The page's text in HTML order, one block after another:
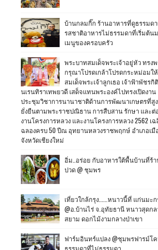
บ้านกลมกิ๊ก ร้านอาหารที่ดูธรรมด
รสชาติอาหารไม่ธรรมดาที่เริ่มต้น
เมนูของครอบครัว
พระบาทสมเด็จพระเจ้าอยู่หัว ทรง
กรุณาโปรดเกล้าโปรดกระหม่อมให้
สมเด็จพระเจ้าลูกเธอ เจ้าฟ้าพัชรกิ
นเรนทิราเทพยวดี เสด็จแทนพระองค์ไปทรงเปิดงาน
ประชุมวิชาการนานาชาติด้านการพัฒนาเกษตรที่สู
ยั่งยืนตามพระราชปณิธาน การสืบสาน รักษา และต่
งานโครงการหลวง และงานโครงการหลวง 2562 เ
ฉลองครบ 50 ปีณ อุทยานหลวงราชพฤกษ์ อำเภอเมื
จังหวัดเชียงใหม่
อิ่ม..อร่อย กับอาหารใต้พื้นบ้านที่ร้
ปวด @ ชุมพร
เที่ยวใกล้กรุง......หนาวนี้ที่ แก่นมะ
@อ.บ้านไร่ จ.อุทัยธานี หนาวสุดกล
สยาม ดอกไม้งามกลางป่าเขา
ฟาร์มอินทร์แปลง @ชุมพรฟารม์โ